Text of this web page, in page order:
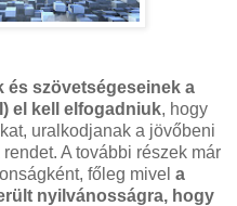
és szövetségeseinek a
el kell elfogadniuk, hogy
uralkodjanak a jövőbeni
A további részek már
főleg mivel a
nyilvánosságra, hogy